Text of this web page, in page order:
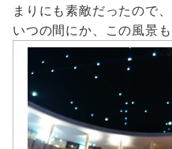
まりにも素敵だったので
いつの間にか、この風景